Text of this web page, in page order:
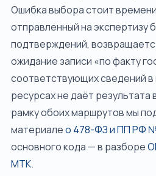
Ошибка выбора стоит
отправленный на экспертизу
подтверждений,
ожидание записи «по факту
соответствующих сведений в
ресурсах не даёт
рамку обоих маршрутов мы
материалео 478-ФЗ и ПП РФ
основного кода — в разборе
МТК.